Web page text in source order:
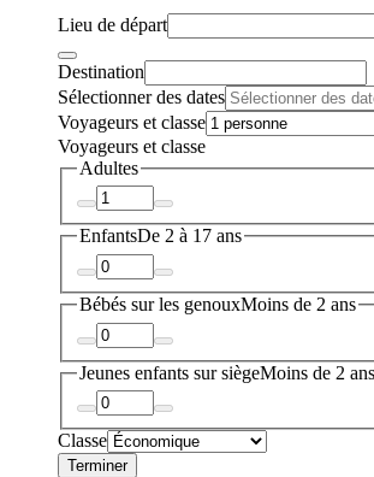
Lieu de départ
Destination
Sélectionner des dates
Voyageurs et classe
Voyageurs et classe
Adultes
EnfantsDe 2 à 17 ans
Bébés sur les genouxMoins de 2 ans
Jeunes enfants sur siègeMoins de 2 ans
Classe
Terminer